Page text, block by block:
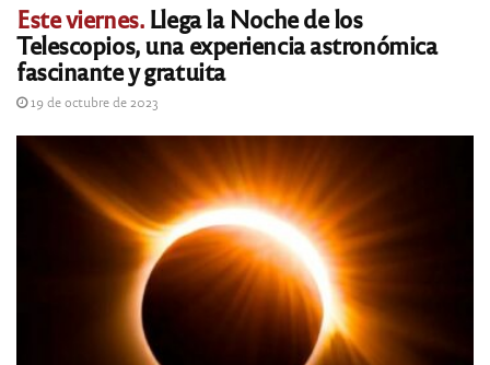
Este viernes.Llega la Noche de los
Telescopios, una experiencia astronómica
fascinante y gratuita
19 de octubre de 2023